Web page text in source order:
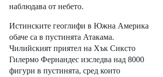
наблюдава от небето.
Истинските геоглифи в Южна Америка
обаче са в пустинята Атакама.
Чилийският приятел на Хък Сиксто
Гилермо Фернандес изследва над 8000
фигури в пустинята, сред които